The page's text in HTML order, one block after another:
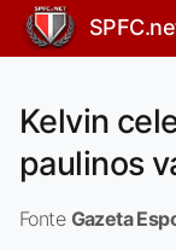
Kelvin
paulinos
Fonte Gazeta